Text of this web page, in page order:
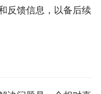
反馈信息，以备后续